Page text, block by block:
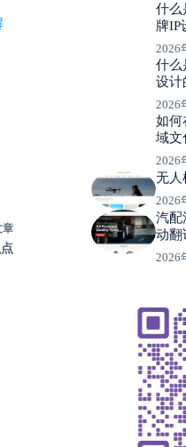
章
什么
牌IP
2026
什么
设计
2026
如何
域文
2026
无人
2026
汽配
动翻
2026